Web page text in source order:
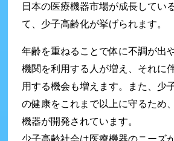
日本の医療機器市場が成長してい
て、少子高齢化が挙げられます。
年齢を重ねることで体に不調が出
機関を利用する人が増え、それに
用する機会も増えます。また、少
の健康をこれまで以上に守るため
機器が開発されています。
少子高齢社会は医療機器のニーズ